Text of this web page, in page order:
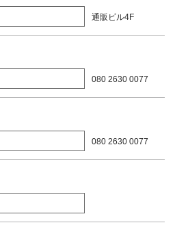
通販ビル4F
080 2630 0077
080 2630 0077